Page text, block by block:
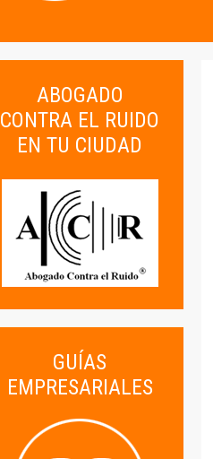
ABOGADO
CONTRA EL RUIDO
EN TU CIUDAD
GUÍAS
EMPRESARIALES